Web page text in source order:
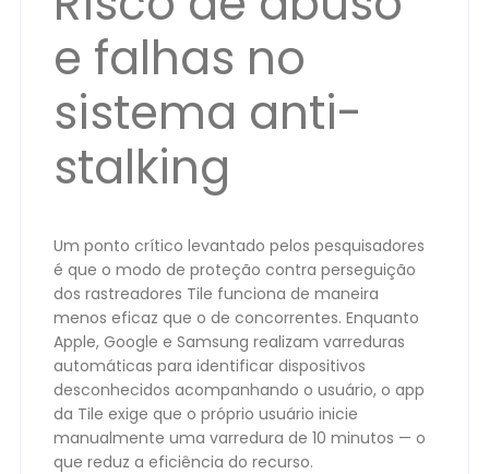
e falhas no
sistema anti-
stalking
Um ponto crítico levantado pelos pesquisadores
é que o modo de proteção contra perseguição
dos rastreadores Tile funciona de maneira
menos eficaz que o de concorrentes. Enquanto
Apple, Google e Samsung realizam varreduras
automáticas para identificar dispositivos
desconhecidos acompanhando o usuário, o app
da Tile exige que o próprio usuário inicie
manualmente uma varredura de 10 minutos — o
que reduz a eficiência do recurso.